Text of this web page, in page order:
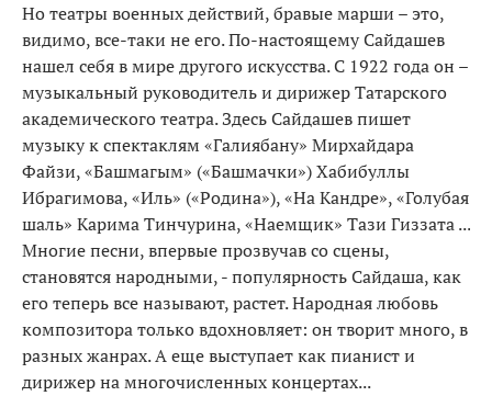
Но театры военных действий, бравые марши – это,
видимо, все-таки не его. По-настоящему Сайдашев
нашел себя в мире другого искусства. С 1922 года он –
музыкальный руководитель и дирижер Татарского
академического театра. Здесь Сайдашев пишет
музыку к спектаклям «Галиябану» Мирхайдара
Файзи, «Башмагым» («Башмачки») Хабибуллы
Ибрагимова, «Иль» («Родина»), «На Кандре», «Голубая
шаль» Карима Тинчурина, «Наемщик» Тази Гиззата ...
Многие песни, впервые прозвучав со сцены,
становятся народными, - популярность Сайдаша, как
его теперь все называют, растет. Народная любовь
композитора только вдохновляет: он творит много, в
разных жанрах. А еще выступает как пианист и
дирижер на многочисленных концертах...